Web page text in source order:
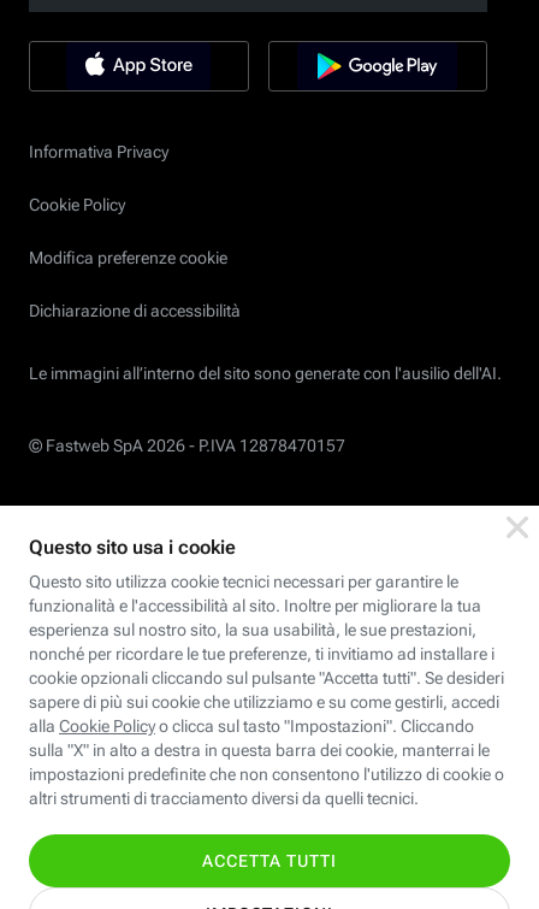
Informativa Privacy
Cookie Policy
Modifica preferenze cookie
Dichiarazione di accessibilità
Le immagini all’interno del sito sono generate con l'ausilio dell'AI.
© Fastweb SpA 2026 - P.IVA 12878470157